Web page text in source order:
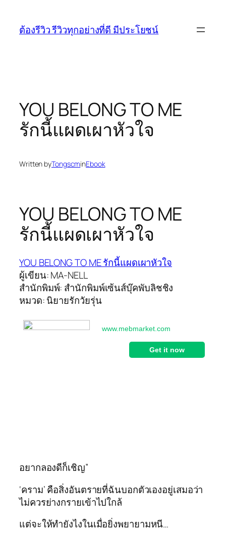
content
ต้องรีวิว รีวิวทุกอย่างที่ดี มีประโยชน์
YOU BELONG TO ME
รักนี้แผดเผาหัวใจ
Written byTongscminEbook
YOU BELONG TO ME
รักนี้แผดเผาหัวใจ
YOU BELONG TO ME รักนี้แผดเผาหัวใจ
ผู้เขียน: MA-NELL
สำนักพิมพ์: สำนักพิมพ์เซ้นส์บุ๊คพับลิชชิง
หมวด: นิยายรักวัยรุ่น
อยากลองดีก็เชิญ”
‘คราม’ คือสิ่งอันตรายที่ฉันบอกตัวเองอยู่เสมอว่า
ไม่ควรย่างกรายเข้าไปใกล้
แต่จะให้ทำยังไงในเมื่อยิ่งพยายามหนี…